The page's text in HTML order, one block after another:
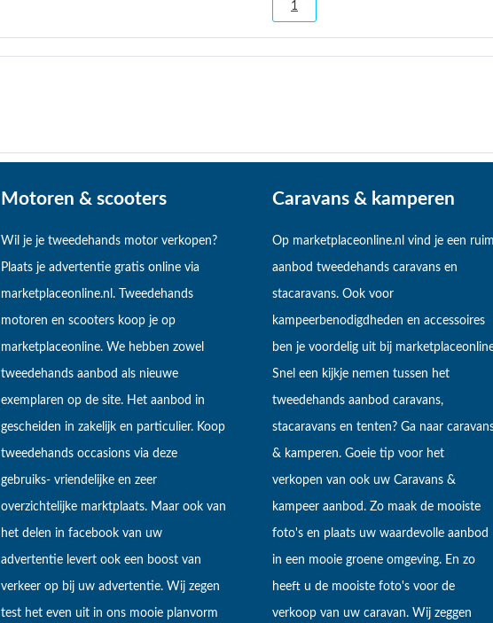
1
Motoren & scooters
Wil je je tweedehands motor verkopen?
Plaats je advertentie gratis online via
marketplaceonline.nl. Tweedehands
motoren en scooters koop je op
marketplaceonline. We hebben zowel
tweedehands aanbod als nieuwe
exemplaren op de site. Het aanbod in
gescheiden in zakelijk en particulier. Koop
tweedehands occasions via deze
gebruiks- vriendelijke en zeer
overzichtelijke marktplaats. Maar ook van
het delen in facebook van uw
advertentie levert ook een boost van
verkeer op bij uw advertentie. Wij zegen
test het even uit in ons mooie planvorm
Caravans & kamperen
Op marketplaceonline.nl vind je een ruim
aanbod tweedehands caravans en
stacaravans. Ook voor
kampeerbenodigdheden en accessoires
ben je voordelig uit bij
Snel een kijkje nemen tussen het
tweedehands aanbod caravans,
stacaravans en tenten? Ga naar
& kamperen. Goeie tip voor het
verkopen van ook uw Caravans &
kampeer aanbod. Zo maak de mooiste
foto's en plaats uw waardevolle aanbod
in een mooie groene omgeving. En zo
heeft u de mooiste foto's voor de
verkoop van uw caravan. Wij zeggen